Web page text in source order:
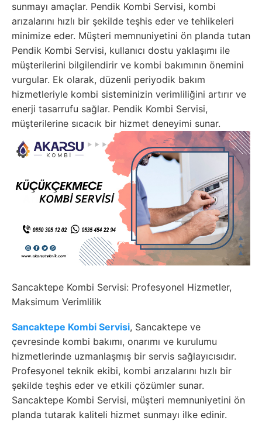
sunmayı amaçlar. Pendik Kombi Servisi, kombi
arızalarını hızlı bir şekilde teşhis eder ve tehlikeleri
minimize eder. Müşteri memnuniyetini ön planda tutan
Pendik Kombi Servisi, kullanıcı dostu yaklaşımı ile
müşterilerini bilgilendirir ve kombi bakımının önemini
vurgular. Ek olarak, düzenli periyodik bakım
hizmetleriyle kombi sisteminizin verimliliğini artırır ve
enerji tasarrufu sağlar. Pendik Kombi Servisi,
müşterilerine sıcacık bir hizmet deneyimi sunar.
Sancaktepe Kombi Servisi: Profesyonel Hizmetler,
Maksimum Verimlilik
Sancaktepe Kombi Servisi, Sancaktepe ve
çevresinde kombi bakımı, onarımı ve kurulumu
hizmetlerinde uzmanlaşmış bir servis sağlayıcısıdır.
Profesyonel teknik ekibi, kombi arızalarını hızlı bir
şekilde teşhis eder ve etkili çözümler sunar.
Sancaktepe Kombi Servisi, müşteri memnuniyetini ön
planda tutarak kaliteli hizmet sunmayı ilke edinir.